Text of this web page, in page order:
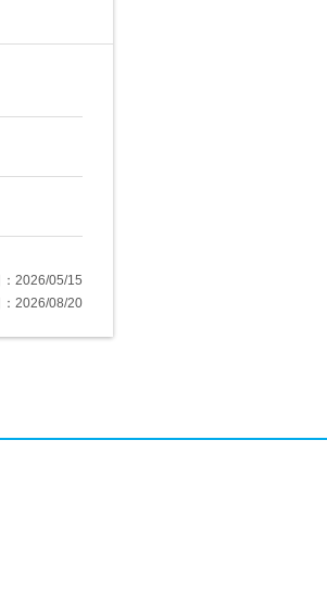
2026/05/15
2026/08/20